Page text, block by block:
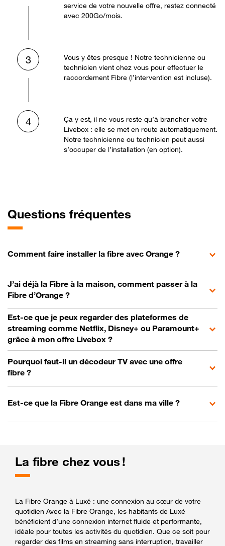
service de votre nouvelle offre, restez connecté
avec 200Go/mois.
3
Vous y êtes presque ! Notre technicienne ou
technicien vient chez vous pour effectuer le
raccordement Fibre (l’intervention est incluse).
4
Ça y est, il ne vous reste qu’à brancher votre
Livebox : elle se met en route automatiquement.
Notre technicienne ou technicien peut aussi
s’occuper de l’installation (en option).
Questions fréquentes
Comment faire installer la fibre avec Orange ?
J’ai déjà la Fibre à la maison, comment passer à la
Fibre d’Orange ?
Est-ce que je peux regarder des plateformes de
streaming comme Netflix, Disney+ ou Paramount+
grâce à mon offre Livebox ?
Pourquoi faut-il un décodeur TV avec une offre
fibre ?
Est-ce que la Fibre Orange est dans ma ville ?
La fibre chez vous !
La Fibre Orange à Luxé : une connexion au cœur de votre
quotidien Avec la Fibre Orange, les habitants de Luxé
bénéficient d’une connexion internet fluide et performante,
idéale pour toutes les activités du quotidien. Que ce soit pour
regarder des films en streaming sans interruption, travailler